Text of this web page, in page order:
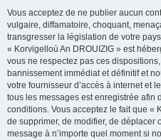
Vous acceptez de ne publier aucun
vulgaire, diffamatoire, choquant,
transgresser la législation de votre
« Korvigelloù An DROUIZIG » est
vous ne respectez pas ces
bannissement immédiat et définitif et
votre fournisseur d’accès à internet et
tous les messages est enregistrée afin
conditions. Vous acceptez le fait que «
de supprimer, de modifier, de déplacer
message à n’importe quel moment si